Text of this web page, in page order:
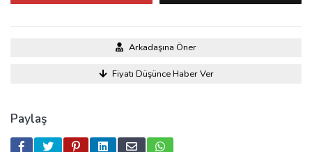
Arkadaşına Öner
Fiyatı Düşünce Haber Ver
Paylaş